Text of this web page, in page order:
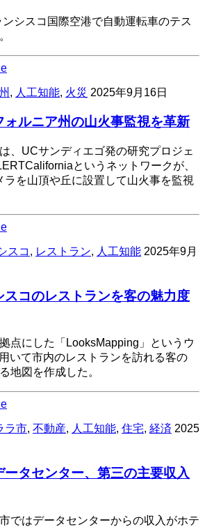
シスコ国際空港で自動運転車のテス
, 人工知能, 火災 2025年9月16日
ルニア州の山火事監視を革新
、UCサンディエゴ発の研究プロジェ
というネットワークが、
ラを山頂や丘に設置して山火事を監視
スコ , レストラン, 人工知能 2025年9月
コのレストランを客の魅力度
点にした「LooksMapping」というウ
いて市内のレストランを訪れる客の
地図を作成した。
ラ市, 不動産, 人工知能, 住宅, 経済 2025
タセンター、第三の主要収入
ではデータセンターからの収入がホテ